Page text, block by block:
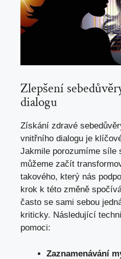
Zlepšení
dialogu
Získání zdravé
vnitřního dialogu je
Jakmile porozumíme síle
můžeme začít
takového, který nás
krok k této změně
často se sami sebou
kriticky. Následující
pomoci:
Zaznamenávání